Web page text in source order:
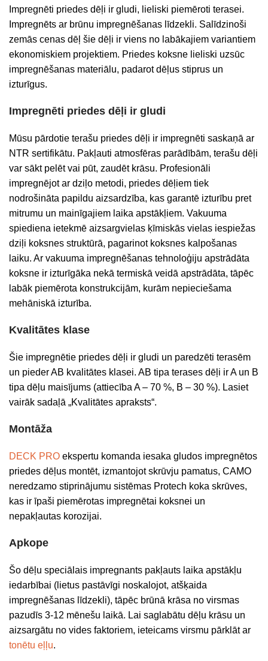
Impregnēti priedes dēļi ir gludi, lieliski piemēroti terasei.
Impregnēts ar brūnu impregnēšanas līdzekli. Salīdzinoši
zemās cenas dēļ šie dēļi ir viens no labākajiem variantiem
ekonomiskiem projektiem. Priedes koksne lieliski uzsūc
impregnēšanas materiālu, padarot dēļus stiprus un
izturīgus.
Impregnēti priedes dēļi ir gludi
Mūsu pārdotie terašu priedes dēļi ir impregnēti saskaņā ar
NTR sertifikātu. Pakļauti atmosfēras parādībām, terašu dēļi
var sākt pelēt vai pūt, zaudēt krāsu. Profesionāli
impregnējot ar dziļo metodi, priedes dēļiem tiek
nodrošināta papildu aizsardzība, kas garantē izturību pret
mitrumu un mainīgajiem laika apstākļiem. Vakuuma
spiediena ietekmē aizsargvielas ķīmiskās vielas iespiežas
dziļi koksnes struktūrā, pagarinot koksnes kalpošanas
laiku. Ar vakuuma impregnēšanas tehnoloģiju apstrādāta
koksne ir izturīgāka nekā termiskā veidā apstrādāta, tāpēc
labāk piemērota konstrukcijām, kurām nepieciešama
mehāniskā izturība.
Kvalitātes klase
Šie impregnētie priedes dēļi ir gludi un paredzēti terasēm
un pieder AB kvalitātes klasei. AB tipa terases dēļi ir A un B
tipa dēļu maisījums (attiecība A – 70 %, B – 30 %). Lasiet
vairāk sadaļā „Kvalitātes apraksts“.
Montāža
DECK PRO ekspertu komanda iesaka gludos impregnētos
priedes dēļus montēt, izmantojot skrūvju pamatus, CAMO
neredzamo stiprinājumu sistēmas Protech koka skrūves,
kas ir īpaši piemērotas impregnētai koksnei un
nepakļautas korozijai.
Apkope
Šo dēļu speciālais impregnants pakļauts laika apstākļu
iedarbībai (lietus pastāvīgi noskalojot, atšķaida
impregnēšanas līdzekli), tāpēc brūnā krāsa no virsmas
pazudīs 3-12 mēnešu laikā. Lai saglabātu dēļu krāsu un
aizsargātu no vides faktoriem, ieteicams virsmu pārklāt ar
tonētu eļļu.